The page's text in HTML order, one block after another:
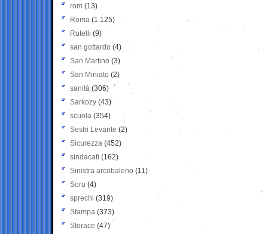
rom (13)
Roma (1.125)
Rutelli (9)
san gottardo (4)
San Martino (3)
San Miniato (2)
sanità (306)
Sarkozy (43)
scuola (354)
Sestri Levante (2)
Sicurezza (452)
sindacati (162)
Sinistra arcobaleno (11)
Soru (4)
sprechi (319)
Stampa (373)
Storace (47)